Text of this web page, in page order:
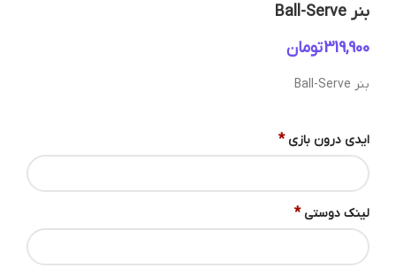
بنر Ball-Serve
تومان
بنر Ball-Serve
ایدی درون بازی *
لینک دوستی *